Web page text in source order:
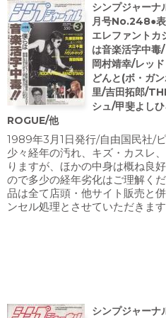
シンプジャー
月号No.248●
エレファントカ
は音楽活字中毒
岡村靖幸/レッ
どんと(ボ・ガ
里/吉田拓郎/
シュ/甲斐よし
ROGUE/他
1989年3月1日発行/自由国民社/
少々経年の汚れ、キズ・カスレ
りますが、ほかの中身は概ね良
ので多少の経年劣化はご理解く
品は全て店頭・他サイト販売と
ンセル処理とさせていただきま
シンプジャー